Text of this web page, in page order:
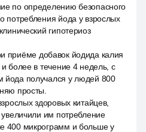
по определению безопасного
потребления йода у взрослых
гипотериоз
приёме добавок йодида калия
более в течение 4 недель, с
получался у людей 800
просты.
здоровых китайцев,
увеличили им потребление
400 микрограмм и больше у